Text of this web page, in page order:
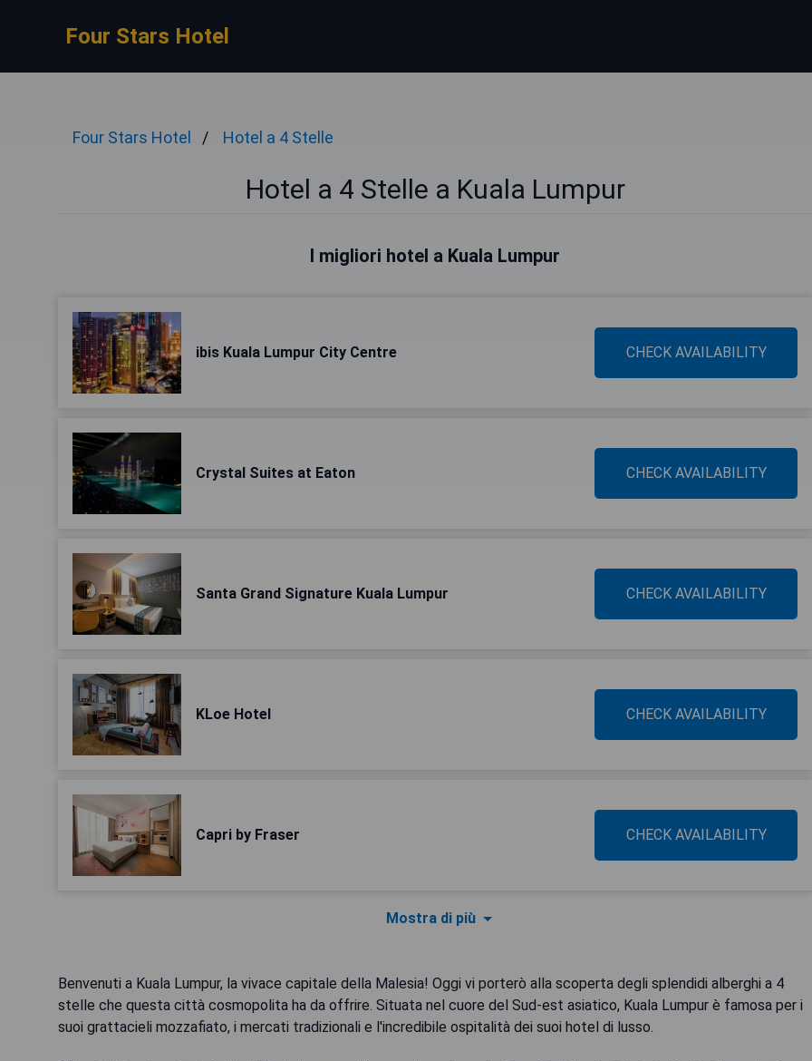
Four Stars Hotel
Four Stars Hotel Hotel a 4 Stelle
Hotel a 4 Stelle a Kuala Lumpur
I migliori hotel a Kuala Lumpur
ibis Kuala Lumpur City Centre CHECK AVAILABILITY
Crystal Suites at Eaton CHECK AVAILABILITY
Santa Grand Signature Kuala Lumpur CHECK AVAILABILITY
KLoe Hotel CHECK AVAILABILITY
Capri by Fraser CHECK AVAILABILITY
Mostra di più
Benvenuti a Kuala Lumpur, la vivace capitale della Malesia! Oggi vi porterò alla scoperta degli splendidi alberghi a 4
stelle che questa città cosmopolita ha da offrire. Situata nel cuore del Sud-est asiatico, Kuala Lumpur è famosa per i
suoi grattacieli mozzafiato, i mercati tradizionali e l'incredibile ospitalità dei suoi hotel di lusso.